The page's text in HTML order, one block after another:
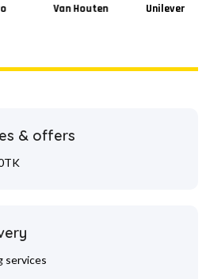
Van Houten Unilever
& offers
services